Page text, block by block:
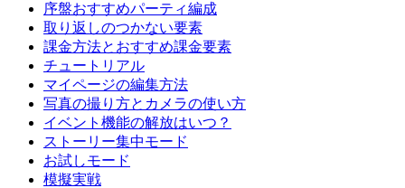
序盤おすすめパーティ編成
取り返しのつかない要素
課金方法とおすすめ課金要素
チュートリアル
マイページの編集方法
写真の撮り方とカメラの使い方
イベント機能の解放はいつ？
ストーリー集中モード
お試しモード
模擬実戦